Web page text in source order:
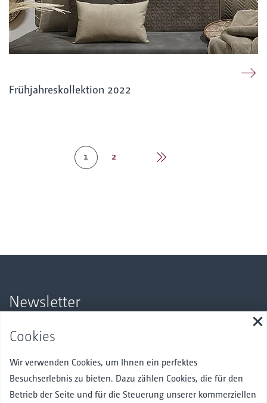
Frühjahreskollektion 2022
1 2
Newsletter
Laufenden.
Hier anmelden
Cookies
Wir verwenden Cookies, um Ihnen ein perfektes
Besuchserlebnis zu bieten. Dazu zählen Cookies, die für den
Betrieb der Seite und für die Steuerung unserer kommerziellen